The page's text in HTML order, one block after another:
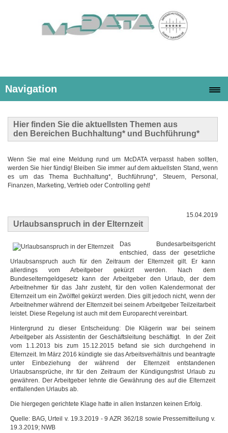
Navigation
Hier finden Sie die aktuellsten Themen aus
den Bereichen Buchhaltung* und Buchführung*
Wenn Sie mal eine Meldung rund um McDATA verpasst haben sollten,
werden Sie hier fündig! Bleiben Sie immer auf dem aktuellsten Stand, wenn
es um das Thema Buchhaltung*, Buchführung*, Steuern, Personal,
Finanzen, Marketing, Vertrieb oder Controlling geht!
Urlaubsanspruch in der Elternzeit
15.04.2019
Das Bundesarbeitsgericht
entschied, dass der gesetzliche
Urlaubsanspruch auch für den Zeitraum der Elternzeit gilt. Er kann
allerdings vom Arbeitgeber gekürzt werden. Nach dem
Bundeselterngeldgesetz kann der Arbeitgeber den Urlaub, der dem
Arbeitnehmer für das Jahr zusteht, für den vollen Kalendermonat der
Elternzeit um ein Zwölftel gekürzt werden. Dies gilt jedoch nicht, wenn der
Arbeitnehmer während der Elternzeit bei seinem Arbeitgeber Teilzeitarbeit
leistet. Diese Regelung ist auch mit dem Europarecht vereinbart.
Hintergrund zu dieser Entscheidung: Die Klägerin war bei seinem
Arbeitgeber als Assistentin der Geschäftsleitung beschäftigt. In der Zeit
vom 1.1.2013 bis zum 15.12.2015 befand sie sich durchgehend in
Elternzeit. Im März 2016 kündigte sie das Arbeitsverhältnis und beantragte
unter Einbeziehung der während der Elternzeit entstandenen
Urlaubsansprüche, ihr für den Zeitraum der Kündigungsfrist Urlaub zu
gewähren. Der Arbeitgeber lehnte die Gewährung des auf die Elternzeit
entfallenden Urlaubs ab.
Die hiergegen gerichtete Klage hatte in allen Instanzen keinen Erfolg.
Quelle: BAG, Urteil v. 19.3.2019 - 9 AZR 362/18 sowie Pressemitteilung v.
19.3.2019; NWB